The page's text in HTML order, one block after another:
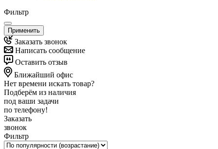
Фильтр
Применить
Заказать звонок
Написать сообщение
Оставить отзыв
Ближайший офис
Нет времени искать товар?
Подберём из наличия
под ваши задачи
по телефону!
Заказать
звонок
Фильтр